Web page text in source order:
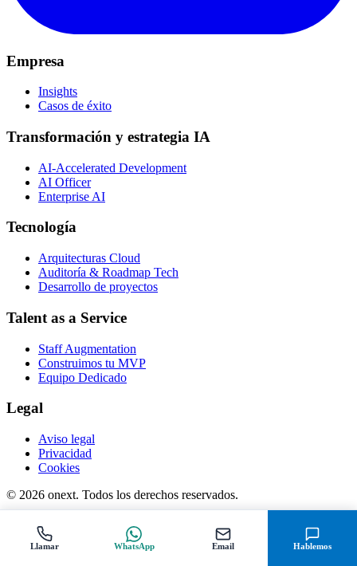
Empresa
Insights
Casos de éxito
Transformación y estrategia IA
AI-Accelerated Development
AI Officer
Enterprise AI
Tecnología
Arquitecturas Cloud
Auditoría & Roadmap Tech
Desarrollo de proyectos
Talent as a Service
Staff Augmentation
Construimos tu MVP
Equipo Dedicado
Legal
Aviso legal
Privacidad
Cookies
© 2026 onext. Todos los derechos reservados.
Llamar WhatsApp Email Hablemos